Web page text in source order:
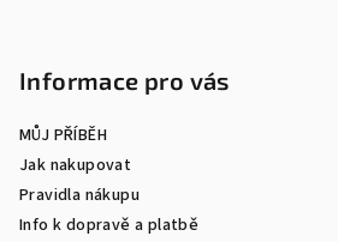
Informace pro vás
MŮJ PŘÍBĚH
Jak nakupovat
Pravidla nákupu
Info k dopravě a platbě